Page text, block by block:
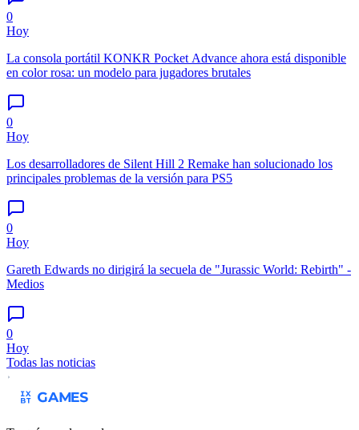
0
Hoy
La consola portátil KONKR Pocket Advance ahora está disponible
en color rosa: un modelo para jugadores brutales
0
Hoy
Los desarrolladores de Silent Hill 2 Remake han solucionado los
principales problemas de la versión para PS5
0
Hoy
Gareth Edwards no dirigirá la secuela de "Jurassic World: Rebirth" -
Medios
0
Hoy
Todas las noticias